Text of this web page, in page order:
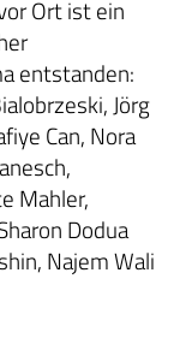
Ort ist ein
entstanden:
Jörg
Can, Nora
Mahler,
Dodua
Najem Wali